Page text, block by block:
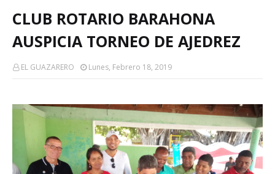
CLUB ROTARIO BARAHONA
AUSPICIA TORNEO DE AJEDREZ
EL GUAZARERO Lunes, Febrero 18, 2019